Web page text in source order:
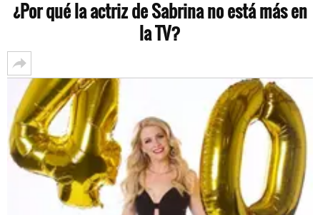
¿Por qué la actriz de Sabrina no está más en
la TV?